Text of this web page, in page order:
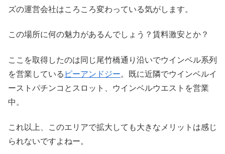
ズの運営会社はころころ変わっている気がします。
この場所に何の魅力があるんでしょう？賃料激安とか？
ここを取得したのは同じ尾竹橋通り沿いでウインベル系列
を営業している ピーアンドジー。既に近隣でウインベルイ
ーストパチンコとスロット、ウインベルウエストを営業
中。
これ以上、このエリアで拡大しても大きなメリットは感じ
られないですよねー。